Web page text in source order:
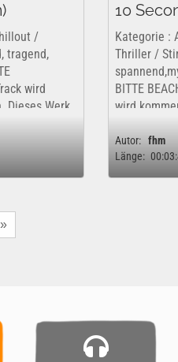
/
tragend,
wird
Dieses Werk
10
Kategorie :
Thriller /
BITTE
wird
rechtlich für
Autor: fhm
Länge:
»